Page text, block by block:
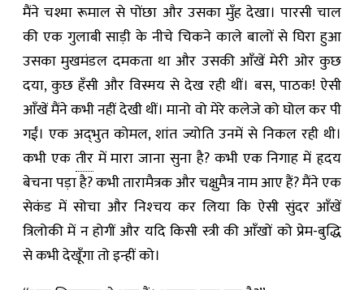
मैंने चश्मा रूमाल से पोंछा और उसका मुँह देखा। पारसी चाल
की एक गुलाबी साड़ी के नीचे चिकने काले बालों से घिरा हुआ
उसका मुखमंडल दमकता था और उसकी आँखें मेरी ओर कुछ
दया, कुछ हँसी और विस्मय से देख रही थीं। बस, पाठक! ऐसी
आँखें मैंने कभी नहीं देखी थीं। मानो वो मेरे कलेजे को घोल कर पी
गईं। एक अद्‌भुत कोमल, शांत ज्योति उनमें से निकल रही थी।
कभी एक तीरमें मारा जाना सुना है? कभी एक निगाह में हृदय
बेचना पड़ा है? कभी तारामैत्रक और चक्षुमैत्र नाम आए हैं? मैंने एक
सेकंड में सोचा और निश्‍चय कर लिया कि ऐसी सुंदर आँखें
त्रिलोकी में न होगीं और यदि किसी स्त्री की आँखों को प्रेम-बुद्धि
से कभी देखूँगा तो इन्हीं को।